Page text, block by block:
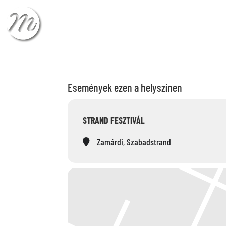
Események ezen a helyszínen
STRAND FESZTIVÁL
Zamárdi, Szabadstrand